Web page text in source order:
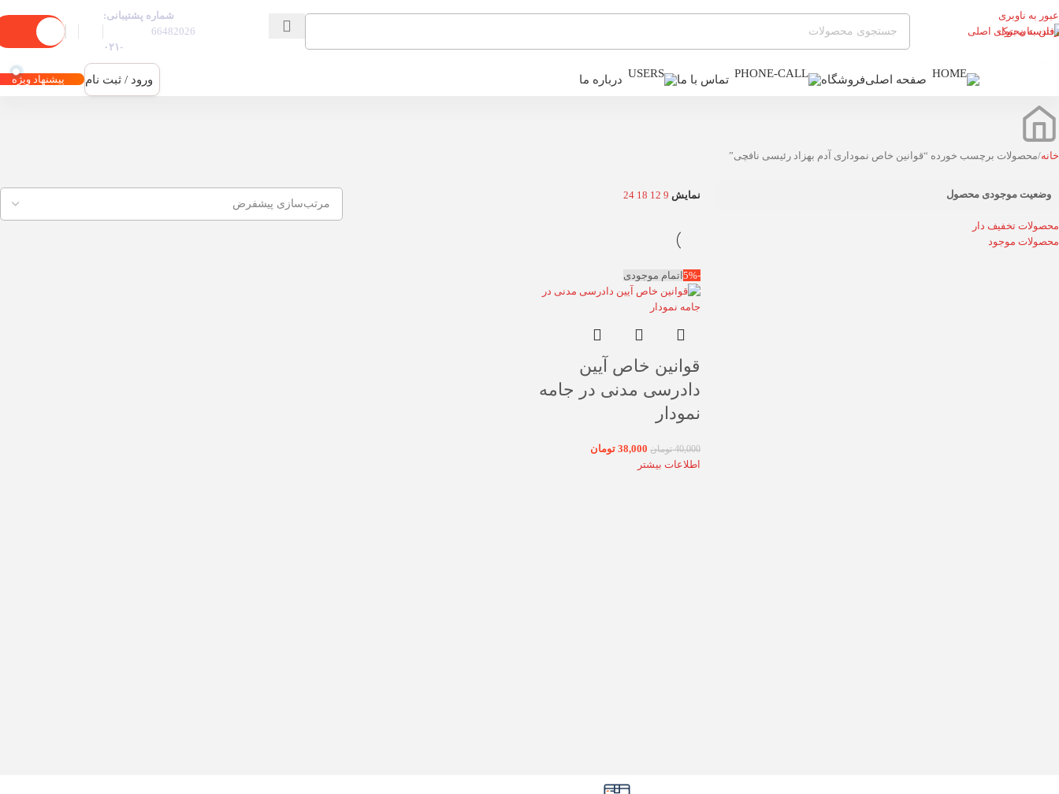
عبور به ناوبری
رفتن به محتوای اصلی
شماره پشتیبانی:
66482026
-۰۲۱
صفحه اصلیفروشگاه تماس با ما درباره ما ورود / ثبت نام پیشنهاد ویژه
خانه محصولات برچسب خورده “قوانین خاص نموداری آدم بهزاد رئیسی نافچی”
وضعیت موجودی محصول
محصولات تخفیف دار
محصولات موجود
نمایش 9
12
18
24
-5% اتمام موجودی
قوانین خاص آیین
دادرسی مدنی در جامه
نمودار
40,000 تومان 38,000 تومان
اطلاعات بیشتر